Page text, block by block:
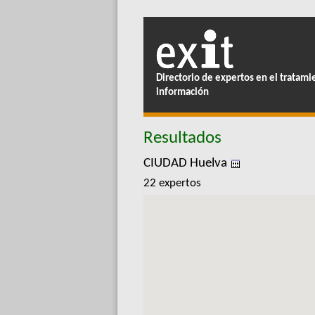
Directorio de expertos en el
información
Resultados
CIUDAD Huelva
22 expertos